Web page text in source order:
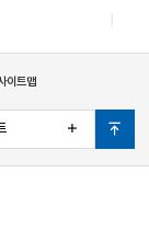
이트맵
맨
위
로